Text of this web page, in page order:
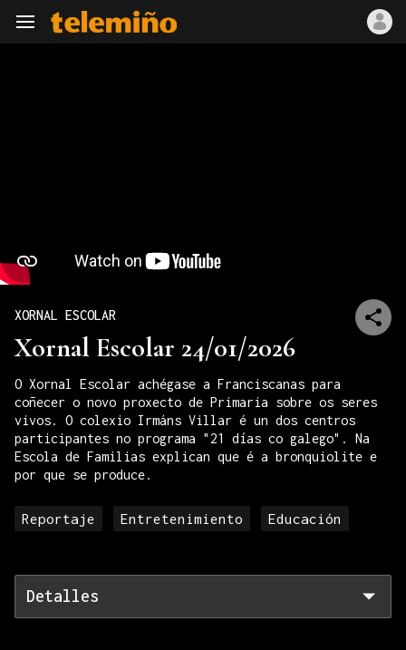
Navegación
XORNAL ESCOLAR
Xornal Escolar 24/01/2026
O Xornal Escolar achégase a Franciscanas para
coñecer o novo proxecto de Primaria sobre os seres
vivos. O colexio Irmáns Villar é un dos centros
participantes no programa "21 días co galego". Na
Escola de Familias explican que é a bronquiolite e
por que se produce.
Reportaje Entretenimiento Educación
Detalles